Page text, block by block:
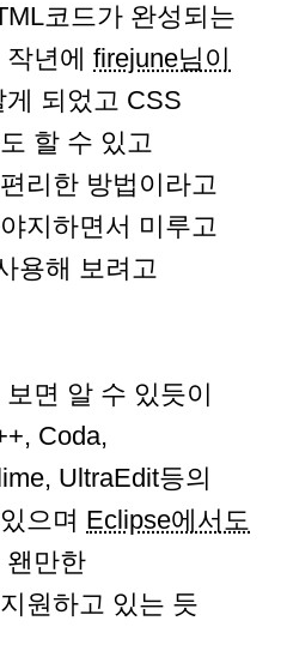
코드가 완성되는
년에 firejune님이
되었고 CSS
할 수 있고
리한 방법이라고
지하면서 미루고
용해 보려고
보면 알 수 있듯이
Coda,
UltraEdit등의
으며 Eclipse에서도
왠만한
원하고 있는 듯